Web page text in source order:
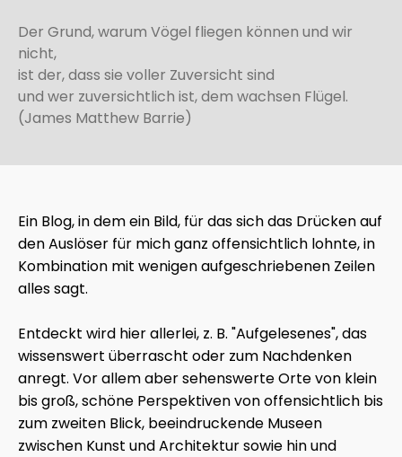
Der Grund, warum Vögel fliegen können und wir
nicht,
ist der, dass sie voller Zuversicht sind
und wer zuversichtlich ist, dem wachsen Flügel.
(James Matthew Barrie)
Ein Blog, in dem ein Bild, für das sich das Drücken auf
den Auslöser für mich ganz offensichtlich lohnte, in
Kombination mit wenigen aufgeschriebenen Zeilen
alles sagt.
Entdeckt wird hier allerlei, z. B. "Aufgelesenes", das
wissenswert überrascht oder zum Nachdenken
anregt. Vor allem aber sehenswerte Orte von klein
bis groß, schöne Perspektiven von offensichtlich bis
zum zweiten Blick, beeindruckende Museen
zwischen Kunst und Architektur sowie hin und